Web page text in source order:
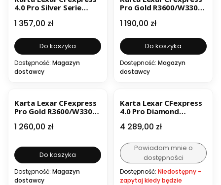
4.0 Pro Silver Serie
512GB
Cena
1 357,00 zł
Do koszyka
Dostępność: Magazyn
dostawcy
Pro Gold R3600/W3300
Cena
1 190,00 zł
Do koszyka
Dostępność: Magazyn
dostawcy
Karta Lexar CFexpress
Pro Gold R3600/W3300
Cena
1 260,00 zł
Do koszyka
Dostępność: Magazyn
dostawcy
Karta Lexar CFexpress
4.0 Pro Diamond
1TB
Cena
4 289,00 zł
Powiadom mnie o
dostępności
Dostępność: Niedostępny -
zapytaj kiedy będzie